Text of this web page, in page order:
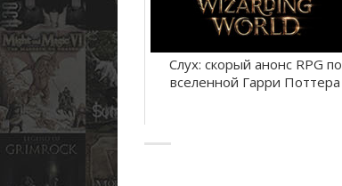
Слух: скорый анонс RPG по
вселенной Гарри Поттера